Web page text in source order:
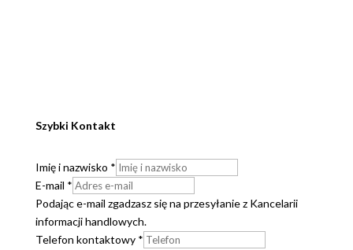
Szybki Kontakt
Imię i nazwisko *
E-mail *
Podając e-mail zgadzasz się na przesyłanie z Kancelarii
informacji handlowych.
Telefon kontaktowy *